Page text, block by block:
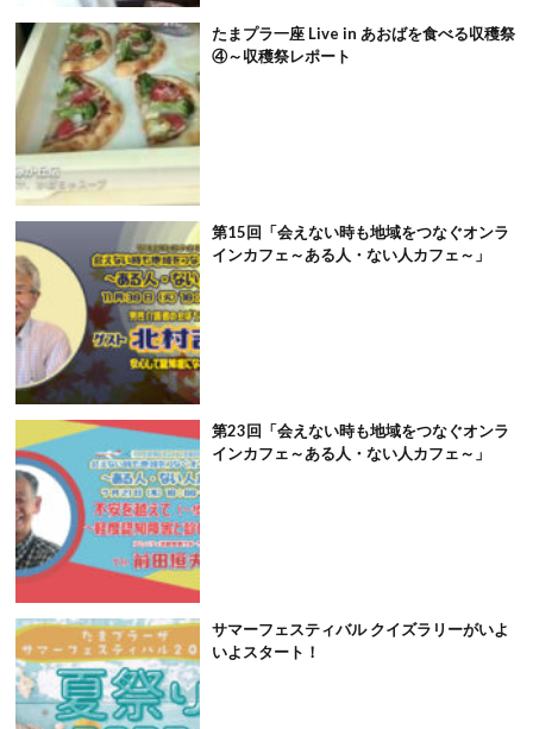
たまプラ一座 Live in あおばを食べる収穫祭
④～収穫祭レポート
第15回「会えない時も地域をつなぐオンラ
インカフェ～ある人・ない人カフェ～」
第23回「会えない時も地域をつなぐオンラ
インカフェ～ある人・ない人カフェ～」
サマーフェスティバル クイズラリーがいよ
いよスタート！